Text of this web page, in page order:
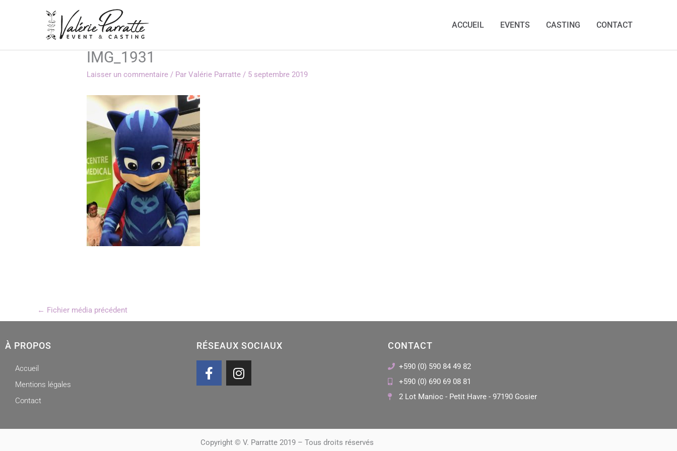
ACCUEIL EVENTS CASTING CONTACT
IMG_1931
Laisser un commentaire / ParValérie Parratte/ 5 septembre 2019
← Fichier média précédent
À PROPOS
Accueil
Mentions légales
Contact
RÉSEAUX SOCIAUX
F
a
o
o
I
n
g
r
CONTACT
+590 (0) 590 84 49 82
+590 (0) 690 69 08 81
2 Lot Manioc - Petit Havre - 97190 Gosier
Copyright © V. Parratte 2019 – Tous droits réservés